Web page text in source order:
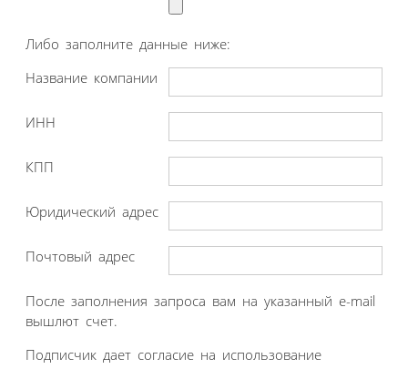
Либо заполните данные ниже:
Название компании
ИНН
КПП
Юридический адрес
Почтовый адрес
После заполнения запроса вам на указанный e-mail
вышлют счет.
Подписчик дает согласие на использование